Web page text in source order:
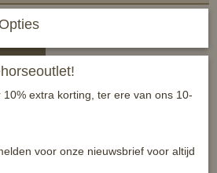
kin.
10% extra korting, ter ere van ons 10-
voor onze nieuwsbrief voor altijd